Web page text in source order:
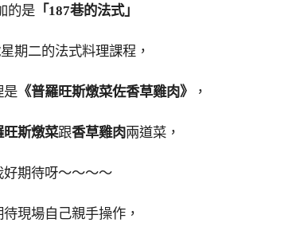
的是 「187巷的法式」
期二的法式料理課程，
是《普羅旺斯燉菜佐香草雞肉》 ，
旺斯燉菜跟香草雞肉兩道菜，
好期待呀～～～～
待現場自己親手操作，